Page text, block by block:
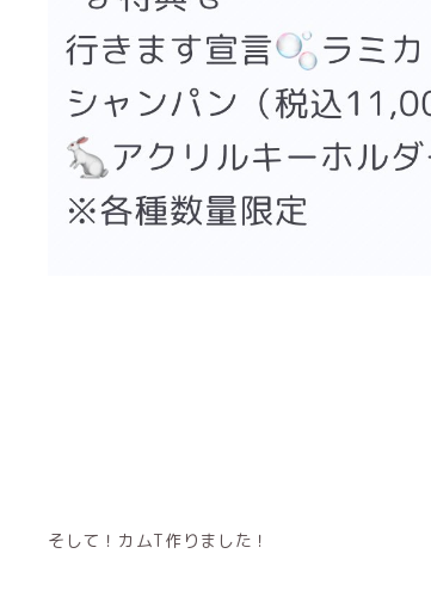
そして！カムT作りました！